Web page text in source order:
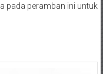
pada peramban ini untuk